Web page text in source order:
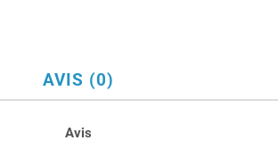
AVIS (0)
Avis